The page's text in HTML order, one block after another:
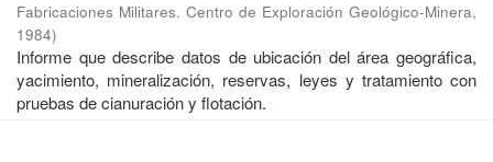
Fabricaciones Militares. Centro de Exploración Geológico-Minera,
1984)
Informe que describe datos de ubicación del área geográfica,
yacimiento, mineralización, reservas, leyes y tratamiento con
pruebas de cianuración y flotación.